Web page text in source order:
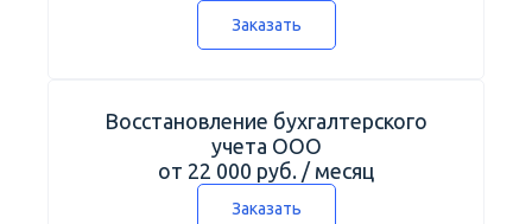
Заказать
Восстановление бухгалтерского
учета ООО
от 22 000 руб. / месяц
Заказать